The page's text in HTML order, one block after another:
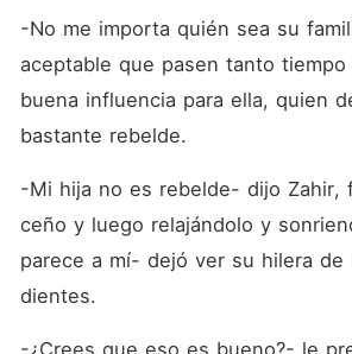
-No me importa quién sea su
aceptable que pasen tanto
buena influencia para ella, quien
bastante rebelde.
-Mi hija no es rebelde- dijo Zahir,
ceño y luego relajándolo y
parece a mí- dejó ver su hilera de
dientes.
-¿Crees que eso es bueno?- le